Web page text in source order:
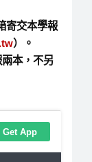
寄交本學報
）。
兩本，不另